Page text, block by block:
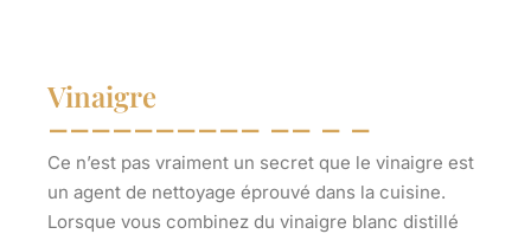
Vinaigre
Ce n’est pas vraiment un secret que le vinaigre est
un agent de nettoyage éprouvé dans la cuisine.
Lorsque vous combinez du vinaigre blanc distillé